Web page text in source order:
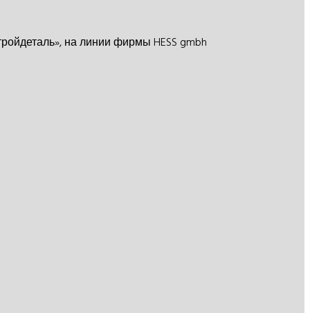
на линии фирмы HESS gmbh